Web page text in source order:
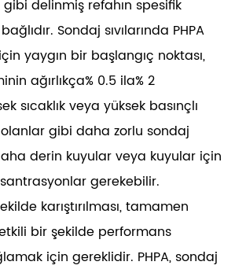
delinmiş refahın spesifik
Sondaj sıvılarında PHPA
yaygın bir başlangıç ​​noktası,
ağırlıkça% 0.5 ila% 2
sıcaklık veya yüksek basınçlı
gibi daha zorlu sondaj
derin kuyular veya kuyular için
gerekebilir.
karıştırılması, tamamen
bir şekilde performans
için gereklidir. PHPA, sondaj